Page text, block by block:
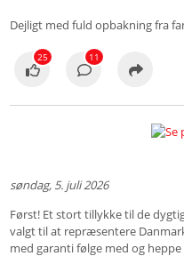
Dejligt med fuld opbakning fra
25 11
søndag, 5. juli 2026
Først! Et stort tillykke til de
valgt til at repræsentere
med garanti følge med og